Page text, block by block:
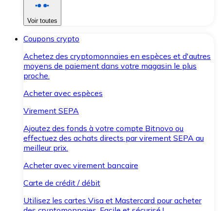
Voir toutes
Coupons crypto
Achetez des cryptomonnaies en espèces et d'autres
moyens de paiement dans votre magasin le plus
proche.
Acheter avec espèces
Virement SEPA
Ajoutez des fonds à votre compte Bitnovo ou
effectuez des achats directs par virement SEPA au
meilleur prix.
Acheter avec virement bancaire
Carte de crédit / débit
Utilisez les cartes Visa et Mastercard pour acheter